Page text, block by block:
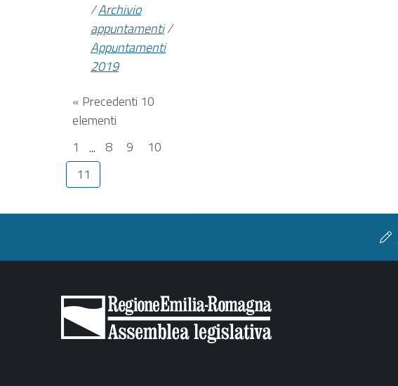
/Archivio
appuntamenti/
Appuntamenti
2019
« Precedenti 10
elementi
1
... 8 9
10
11